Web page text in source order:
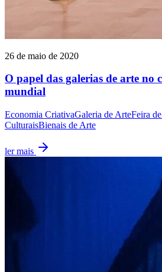
26 de maio de 2020
O papel das galerias de arte no
mundial
Economia CriativaGaleria de ArteFeira
CulturaisBienais de Arte
ler mais